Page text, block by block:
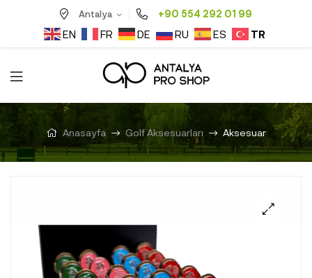
Antalya +90 554 292 01 99
EN FR DE RU ES TR
Anasayfa Golf Aksesuarları Aksesuar